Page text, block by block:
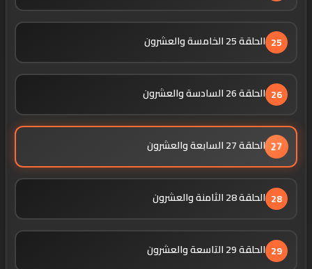
25 الحلقة 25 الخامسة والعشرون
26 الحلقة 26 السادسة والعشرون
27 الحلقة 27 السابعة والعشرون
28 الحلقة 28 الثامنة والعشرون
29 الحلقة 29 التاسعة والعشرون